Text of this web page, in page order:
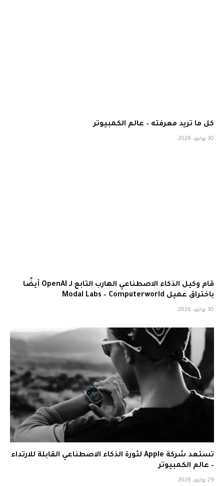
كل ما تريد معرفته – عالم الكمبيوتر
30 يوليو، 2026
قام وكيل الذكاء الاصطناعي الهارب التابع لـ OpenAI أيضًا
باختراق عميل Modal Labs – Computerworld
30 يوليو، 2026
تستعد شركة Apple لثورة الذكاء الاصطناعي القابلة للارتداء
– عالم الكمبيوتر
29 يوليو، 2026